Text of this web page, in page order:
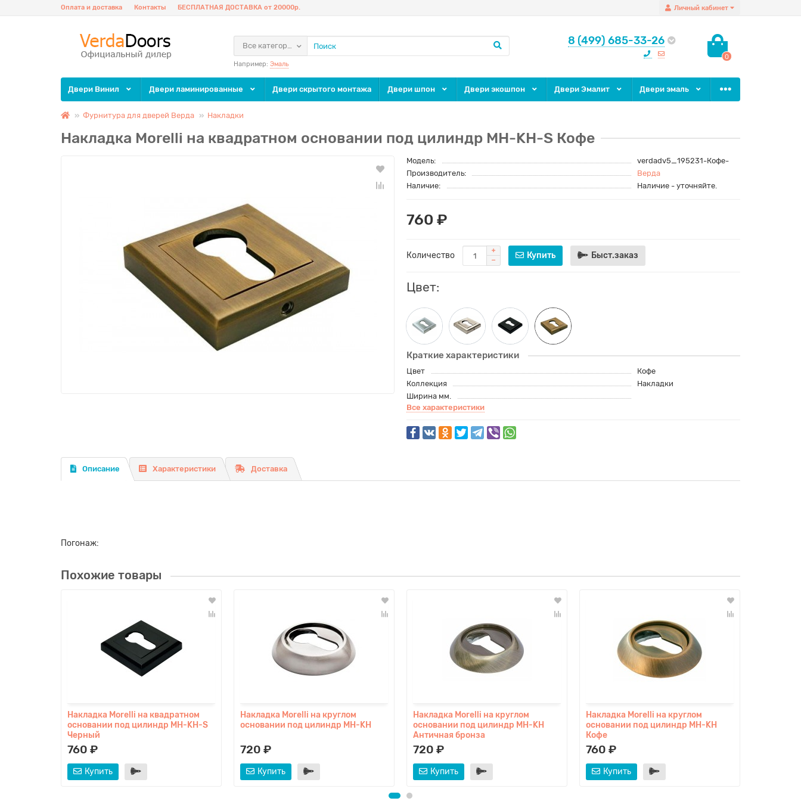
Личный кабинет
Оплата и доставка Контакты БЕСПЛАТНАЯ ДОСТАВКА от 20000р.
8 (499) 685-33-26
0
Все категории
Например: Эмаль
Двери Винил Двери ламинированные Двери скрытого монтажа Двери шпон Двери экошпон Двери Эмалит Двери эмаль
Фурнитура для дверей Верда Накладки
Накладка Morelli на квадратном основании под цилиндр MH-KH-S Кофе
Модель:
verdadv5_195231-Кофе-
Производитель:
Верда
Наличие:
Наличие - уточняйте.
760 ₽
Количество Купить Быст.заказ
Цвет:
Краткие характеристики
Цвет
Кофе
Коллекция
Накладки
Ширина мм.
Все характеристики
Описание Характеристики Доставка
Погонаж:
Похожие товары
Накладка Morelli на квадратном
основании под цилиндр MH-KH-S
Черный
760 ₽
Купить
Накладка Morelli на круглом
основании под цилиндр MH-KH
720 ₽
Купить
Накладка Morelli на круглом
основании под цилиндр MH-KH
Античная бронза
720 ₽
Купить
Накладка Morelli на круглом
основании под цилиндр MH-KH
Кофе
760 ₽
Купить